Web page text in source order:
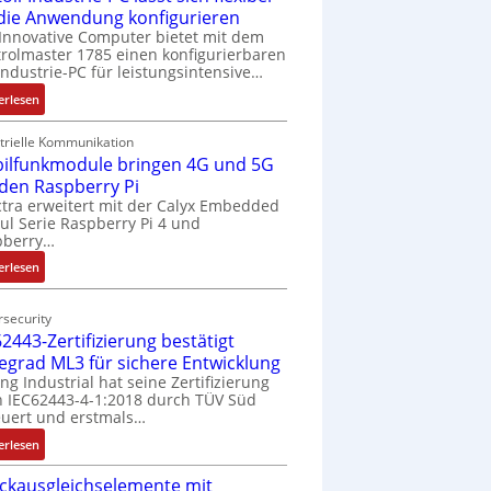
Anwendung konfigurieren
Computer bietet mit dem
1785 einen konfigurierbaren
PC für leistungsintensive…
:
1
9
-
Z
o
l
l
-
I
d
u
s
t
r
i
e
Kommunikation
bringen 4G und 5G
Raspberry Pi
erweitert mit der Calyx Embedded
Serie Raspberry Pi 4 und
:
M
b
i
l
f
u
n
k
Zertifizierung bestätigt
ML3 für sichere Entwicklung
Industrial hat seine Zertifizierung
IEC62443-4-1:2018 durch TÜV Süd
und erstmals…
:
I
E
mit